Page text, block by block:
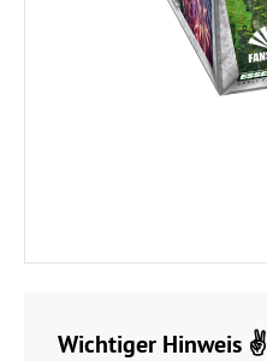
Wichtiger Hinweis ✌️